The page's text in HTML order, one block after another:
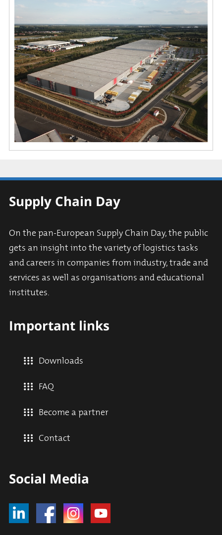
Supply Chain Day
On the pan-European Supply Chain Day, the public
gets an insight into the variety of logistics tasks
and careers in companies from industry, trade and
services as well as organisations and educational
institutes.
Important links
Downloads
FAQ
Become a partner
Contact
Social Media